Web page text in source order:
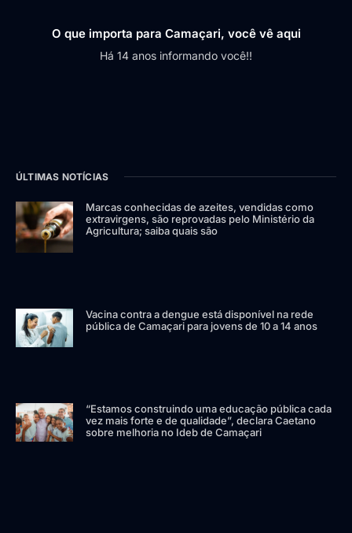
O que importa para Camaçari, você vê aqui
Há 14 anos informando você!!
ÚLTIMAS NOTÍCIAS
Marcas conhecidas de azeites, vendidas como
extravirgens, são reprovadas pelo Ministério da
Agricultura; saiba quais são
Vacina contra a dengue está disponível na rede
pública de Camaçari para jovens de 10 a 14 anos
“Estamos construindo uma educação pública cada
vez mais forte e de qualidade”, declara Caetano
sobre melhoria no Ideb de Camaçari